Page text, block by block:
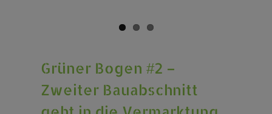
Grüner Bogen #2 –
Zweiter Bauabschnitt